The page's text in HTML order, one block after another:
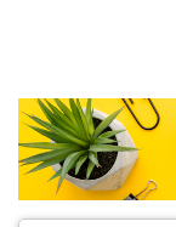
Wholesale
Exporter/